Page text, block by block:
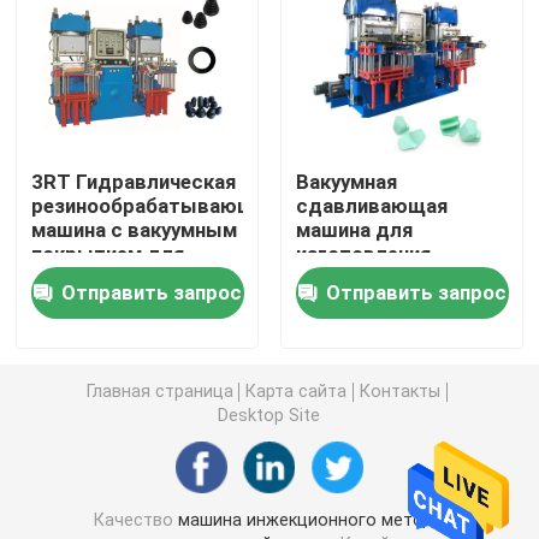
Машина инжекционного метода литья силикона
Горизонтальная резиновая машина инжекционного
Гидравлическая резиновая отливая в форму машина
Тормозные колодки делая машину
Автоматический резиновый автомат для резки
Машина для литья под давлением LSR
3RT Гидравлическая
резинообрабатывающая
машина с вакуумным
покрытием для
изготовления
резиновой
силиконовой или
прокладки
Отправить запрос
Вакуумная
сдавливающая
машина для
изготовления
кухонных
принадлежностей из
силикона
Отправить запрос
Главная страница Карта сайта
Контакты
Desktop Site
Качествомашина инжекционного метода